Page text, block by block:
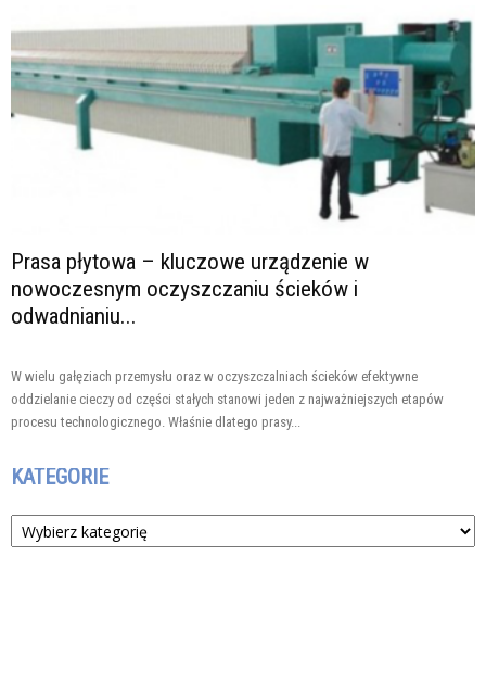
Prasa płytowa – kluczowe urządzenie w
nowoczesnym oczyszczaniu ścieków i
odwadnianiu...
W wielu gałęziach przemysłu oraz w oczyszczalniach ścieków efektywne
oddzielanie cieczy od części stałych stanowi jeden z najważniejszych etapów
procesu technologicznego. Właśnie dlatego prasy...
KATEGORIE
Kategorie